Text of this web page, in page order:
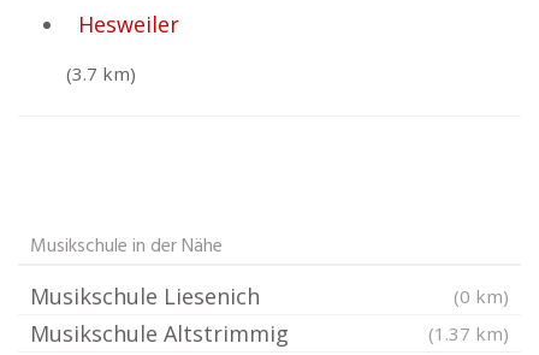
Hesweiler
(3.7 km)
Musikschule in der Nähe
Musikschule Liesenich (0 km)
Musikschule Altstrimmig (1.37 km)